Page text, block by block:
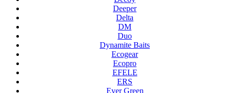
Deeper
Delta
DM
Duo
Dynamite Baits
Ecogear
Ecopro
EFELE
ERS
Ever Green